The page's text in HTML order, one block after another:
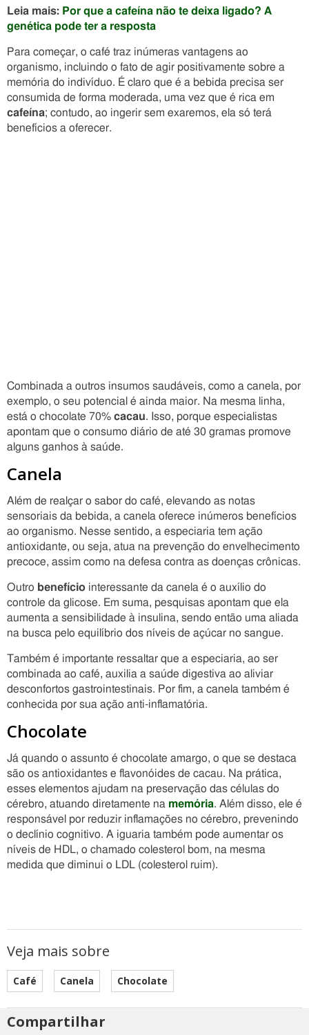
Leia mais: Por que a cafeína não te deixa ligado? A
genética pode ter a resposta
Para começar, o café traz inúmeras vantagens ao
organismo, incluindo o fato de agir positivamente sobre a
memória do indivíduo. É claro que é a bebida precisa ser
consumida de forma moderada, uma vez que é rica em
cafeína; contudo, ao ingerir sem exaremos, ela só terá
benefícios a oferecer.
Combinada a outros insumos saudáveis, como a canela, por
exemplo, o seu potencial é ainda maior. Na mesma linha,
está o chocolate 70% cacau. Isso, porque especialistas
apontam que o consumo diário de até 30 gramas promove
alguns ganhos à saúde.
Canela
Além de realçar o sabor do café, elevando as notas
sensoriais da bebida, a canela oferece inúmeros benefícios
ao organismo. Nesse sentido, a especiaria tem ação
antioxidante, ou seja, atua na prevenção do envelhecimento
precoce, assim como na defesa contra as doenças crônicas.
Outro benefício interessante da canela é o auxílio do
controle da glicose. Em suma, pesquisas apontam que ela
aumenta a sensibilidade à insulina, sendo então uma aliada
na busca pelo equilíbrio dos níveis de açúcar no sangue.
Também é importante ressaltar que a especiaria, ao ser
combinada ao café, auxilia a saúde digestiva ao aliviar
desconfortos gastrointestinais. Por fim, a canela também é
conhecida por sua ação anti-inflamatória.
Chocolate
Já quando o assunto é chocolate amargo, o que se destaca
são os antioxidantes e flavonóides de cacau. Na prática,
esses elementos ajudam na preservação das células do
cérebro, atuando diretamente na memória. Além disso, ele é
responsável por reduzir inflamações no cérebro, prevenindo
o declínio cognitivo. A iguaria também pode aumentar os
níveis de HDL, o chamado colesterol bom, na mesma
medida que diminui o LDL (colesterol ruim).
Veja mais sobre
Café Canela Chocolate
Compartilhar